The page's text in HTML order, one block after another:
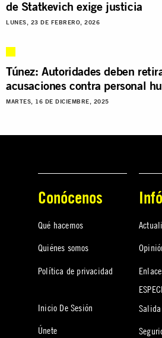
de Statkevich exige justicia
LUNES, 23 DE FEBRERO, 2026
Túnez: Autoridades deben
acusaciones contra personal
MARTES, 16 DE DICIEMBRE, 2025
Conócenos
Qué hacemos
Quiénes somos
Política de privacidad
Inicio De Sesión
Únete